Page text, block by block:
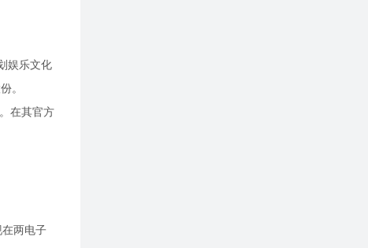
娱乐文化
。
在其官方
在两电子